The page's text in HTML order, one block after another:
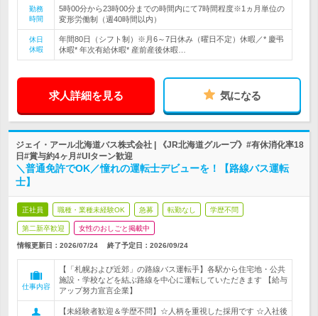
勤務
時間
5時00分から23時00分までの時間内にて7時間程度※1ヵ月単位の
変形労働制（週40時間以内）
休日
休暇
年間80日（シフト制）※月6～7日休み（曜日不定）休暇／* 慶弔
休暇* 年次有給休暇* 産前産後休暇…
求人詳細を見る 気になる
ジェイ・アール北海道バス株式会社 | 《JR北海道グループ》#有休消化率18
日#賞与約4ヶ月#UIターン歓迎
＼普通免許でOK／憧れの運転士デビューを！【路線バス運転
士】
正社員 職種・業種未経験OK 急募 転勤なし 学歴不問
第二新卒歓迎 女性のおしごと掲載中
情報更新日：2026/07/24 終了予定日： 2026/09/24
仕事内容
【「札幌および近郊」の路線バス運転手】各駅から住宅地・公共
施設・学校などを結ぶ路線を中心に運転していただきます 【給与
アップ努力宣言企業】
【未経験者歓迎＆学歴不問】☆人柄を重視した採用です ☆入社後